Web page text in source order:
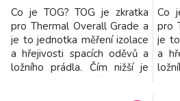
Co je TOG? TOG je zkratka
pro Thermal Overall Grade a
je to jednotka měření izolace
a hřejivosti spacích oděvů a
ložního prádla. Čím nižší je
Co
pro
je
a